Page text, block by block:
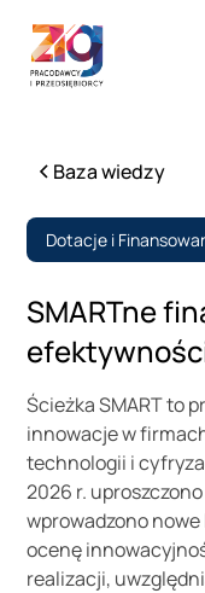
Baza wiedzy
Dotacje i
SMARTne
Ścieżka SMART to
innowacje w
technologii i
2026 r.
wprowadzono
ocenę
realizacji,